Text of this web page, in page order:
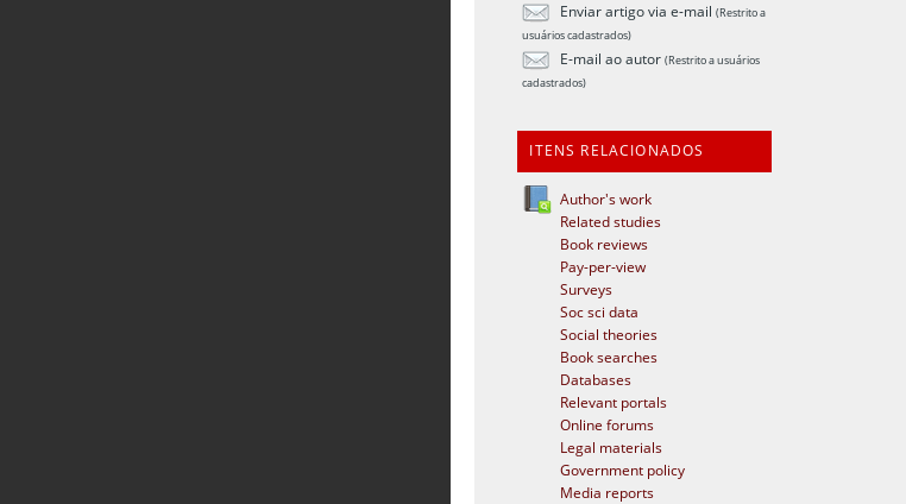
Enviar artigo via e-mail(Restrito a
usuários cadastrados)
E-mail ao autor(Restrito a usuários
cadastrados)
ITENS RELACIONADOS
Author's work
Related studies
Book reviews
Pay-per-view
Surveys
Soc sci data
Social theories
Book searches
Databases
Relevant portals
Online forums
Legal materials
Government policy
Media reports